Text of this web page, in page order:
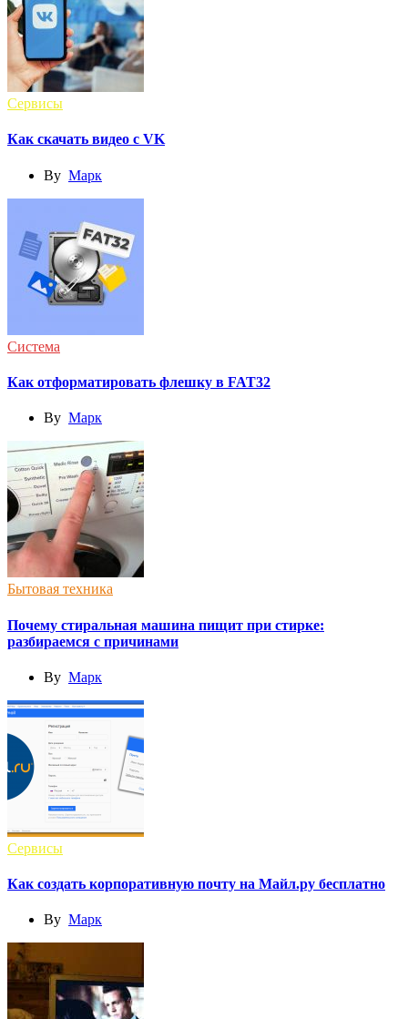
Сервисы
Как скачать видео с VK
By Марк
Система
Как отформатировать флешку в FAT32
By Марк
Бытовая техника
Почему стиральная машина пищит при стирке:
разбираемся с причинами
By Марк
Сервисы
Как создать корпоративную почту на Майл.ру бесплатно
By Марк